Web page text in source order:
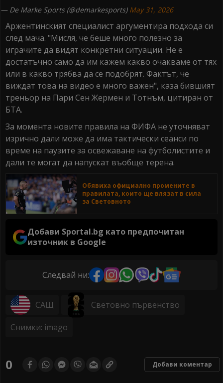
— De Marke Sports (@demarkesports) May 31, 2026
Аржентинският специалист аргументира подхода си
след мача. "Мисля, че беше много полезно за
играчите да видят конкретни ситуации. Не е
достатъчно само да им кажем какво очакваме от тях
или в какво трябва да се подобрят. Фактът, че
виждат това на видео е много важен", каза бившият
треньор на Пари Сен Жермен и Тотнъм, цитиран от
БТА.
За момента новите правила на ФИФА не уточняват
изрично дали може да има тактически сеанси по
време на паузите за освежаване на футболистите и
дали те могат да напускат въобще терена.
Обявиха официално промените в
правилата, които ще влязат в сила
за Световното
Добави Sportal.bg като предпочитан
източник в Google
Следвай ни:
САЩ Световно първенство
Снимки: imago
0 Добави коментар